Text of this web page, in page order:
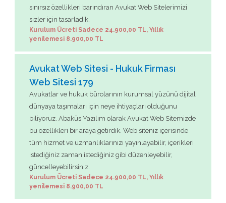
sınırsız özellikleri barındıran Avukat Web Sitelerimizi
sizler için tasarladık.
Kurulum Ücreti Sadece 24.900,00 TL, Yıllık
yenilemesi 8.900,00 TL
Avukat Web Sitesi - Hukuk Firması
Web Sitesi 179
Avukatlar ve hukuk bürolarının kurumsal yüzünü dijital
dünyaya taşımaları için neye ihtiyaçları olduğunu
biliyoruz. Abaküs Yazılım olarak Avukat Web Sitemizde
bu özellikleri bir araya getirdik. Web siteniz içerisinde
tüm hizmet ve uzmanlıklarınızı yayınlayabilir, içerikleri
istediğiniz zaman istediğiniz gibi düzenleyebilir,
güncelleyebilirsiniz.
Kurulum Ücreti Sadece 24.900,00 TL, Yıllık
yenilemesi 8.900,00 TL